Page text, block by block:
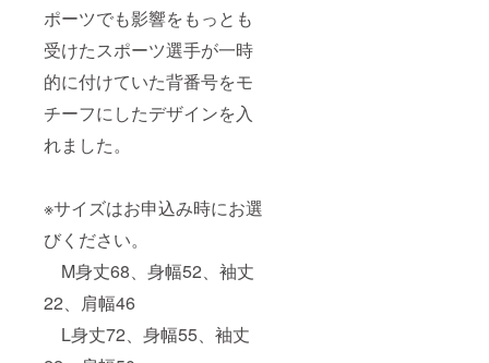
ポーツでも影響をもっとも
受けたスポーツ選手が一時
的に付けていた背番号をモ
チーフにしたデザインを入
れました。
※サイズはお申込み時にお選
びください。
M身丈68、身幅52、袖丈
22、肩幅46
L身丈72、身幅55、袖丈